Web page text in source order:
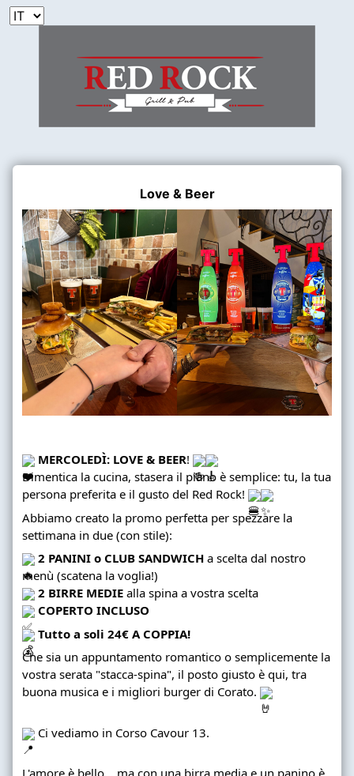
Love & Beer
MERCOLEDÌ: LOVE & BEER!
Dimentica la cucina, stasera il piano è semplice: tu, la tua
persona preferita e il gusto del Red Rock!
Abbiamo creato la promo perfetta per spezzare la
settimana in due (con stile):
2 PANINI o CLUB SANDWICH a scelta dal nostro
menù (scatena la voglia!)
2 BIRRE MEDIE alla spina a vostra scelta
COPERTO INCLUSO
Tutto a soli 24€ A COPPIA!
Che sia un appuntamento romantico o semplicemente la
vostra serata "stacca-spina", il posto giusto è qui, tra
buona musica e i migliori burger di Corato.
Ci vediamo in Corso Cavour 13.